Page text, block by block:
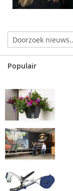
Populair